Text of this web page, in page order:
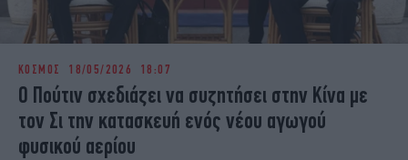
ΚΟΣΜΟΣ 18/05/2026 18:07
Ο Πούτιν σχεδιάζει να συζητήσει στην Κίνα με
τον Σι την κατασκευή ενός νέου αγωγού
φυσικού αερίου